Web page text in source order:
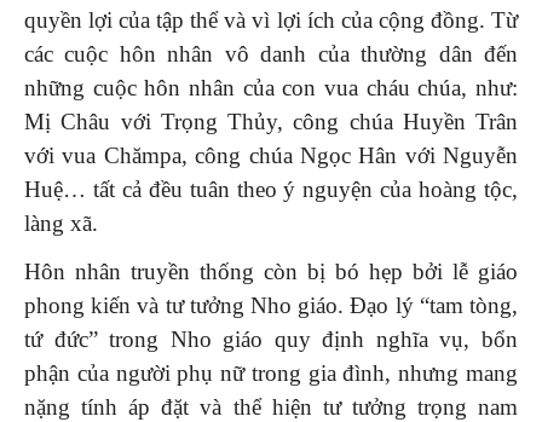
quyền lợi của tập thể và vì lợi ích của cộng đồng. Từ
các cuộc hôn nhân vô danh của thường dân đến
những cuộc hôn nhân của con vua cháu chúa, như:
Mị Châu với Trọng Thủy, công chúa Huyền Trân
với vua Chămpa, công chúa Ngọc Hân với Nguyễn
Huệ… tất cả đều tuân theo ý nguyện của hoàng tộc,
làng xã.
Hôn nhân truyền thống còn bị bó hẹp bởi lễ giáo
phong kiến và tư tưởng Nho giáo. Đạo lý “tam tòng,
tứ đức” trong Nho giáo quy định nghĩa vụ, bổn
phận của người phụ nữ trong gia đình, nhưng mang
nặng tính áp đặt và thể hiện tư tưởng trọng nam